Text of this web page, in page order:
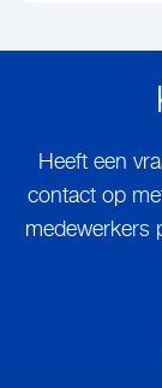
Heeft een
contact op
medewerkers